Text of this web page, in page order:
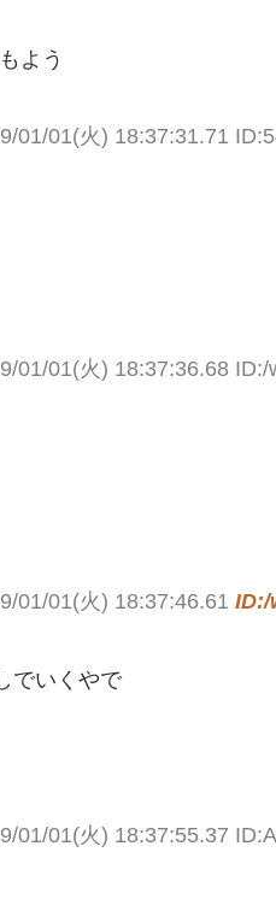
よう
01/01(火) 18:37:31.71
01/01(火) 18:37:36.68 ID:/
01/01(火) 18:37:46.61 ID:/
でいくやで
01/01(火) 18:37:55.37